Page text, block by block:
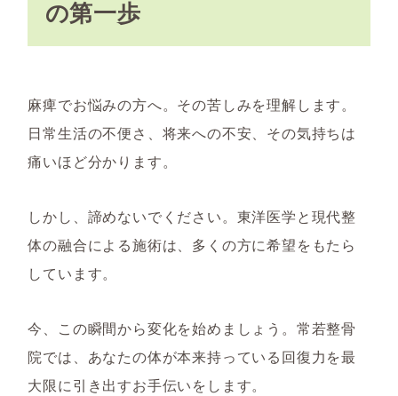
の第一歩
麻痺でお悩みの方へ。その苦しみを理解します。
日常生活の不便さ、将来への不安、その気持ちは
痛いほど分かります。
しかし、諦めないでください。東洋医学と現代整
体の融合による施術は、多くの方に希望をもたら
しています。
今、この瞬間から変化を始めましょう。常若整骨
院では、あなたの体が本来持っている回復力を最
大限に引き出すお手伝いをします。